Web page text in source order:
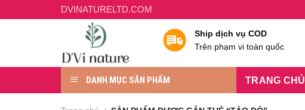
DVINATURELTD.COM
Ship dịch vụ COD
Trên phạm vi toàn quốc
DANH MỤC SẢN PHẨM TRANG CHỦ